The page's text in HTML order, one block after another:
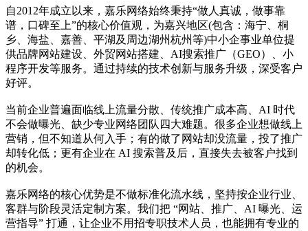
自2012年成立以来，嘉乐网络始终秉持“做人真诚，做事靠
谱，口碑至上”的核心价值观，为嘉兴地区(包含：海宁、桐
乡、海盐、嘉善、平湖及周边湖州杭州等)中小企事业单位提
供品牌网站建设、外贸网站搭建、AI搜索推广（GEO）、小
程序开发等服务。通过持续的技术创新与服务升级，深受客户
好评。
当前企业普遍面临线上流量分散、传统推广成本高、AI 时代
不会做曝光、缺少专业网络团队四大难题。很多企业想做线上
营销，但不知道从何入手；有的做了网站却没流量，投了推广
却转化低；更有企业在 AI 搜索普及后，直接失去被客户找到
的机会。
嘉乐网络的核心优势是不做标准化流水线，坚持按企业行业、
客群与阶段灵活定制方案。我们把 “网站、推广、AI 曝光、运
营指导” 打通，让企业不用招专职技术人员，也能拥有专业的